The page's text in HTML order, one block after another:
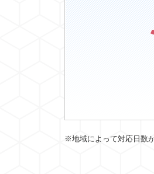
※地域によって対応日数